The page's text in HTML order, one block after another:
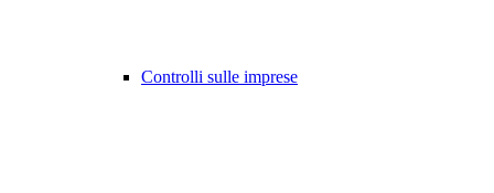
Controlli sulle imprese